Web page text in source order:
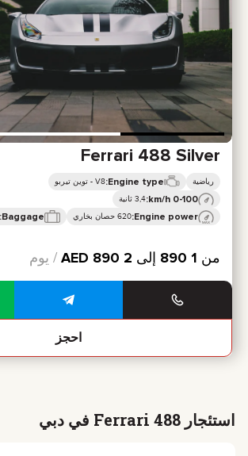
Ferrari 488 Silver
رياضية Engine type: V8 - توين تيربو
0-100 km/h: 3,4 ثانية
Engine power: 620 حصان بخاري Baggage:
من 1 890 إلى 2 890
AED / يوم
احجز
استئجار Ferrari 488 في دبي